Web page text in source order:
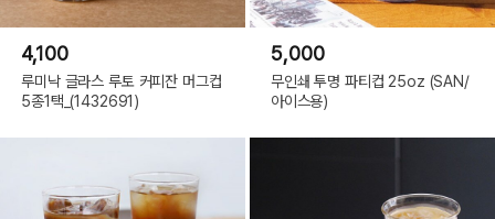
4,100
루미낙 글라스 루토 커피잔 머그컵
5종1택_(1432691)
5,000
무인쇄 투명 파티컵 25oz (SAN/
아이스용)